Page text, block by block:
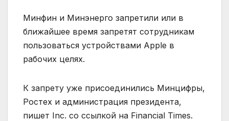
Минфин и Минэнерго запретили или в
ближайшее время запретят сотрудникам
пользоваться устройствами Apple в
рабочих целях.
К запрету уже присоединились Минцифры,
Ростех и администрация президента,
пишет Inc. со ссылкой на Financial Times.